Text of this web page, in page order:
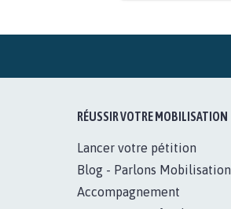
RÉUSSIR VOTRE MOBILISATION
Lancer votre pétition
Blog - Parlons Mobilisation
Accompagnement